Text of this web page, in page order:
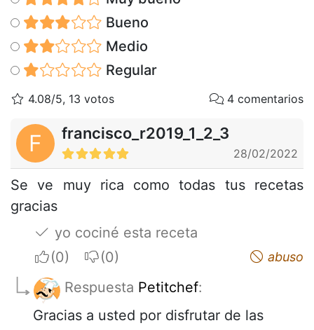
Bueno
Medio
Regular
4.08/5, 13 votos 4 comentarios
F francisco_r2019_1_2_3
28/02/2022
Se ve muy rica como todas tus recetas
gracias
yo cociné esta receta
I apreciateI do not appreciate abuso
Respuesta Petitchef:
Gracias a usted por disfrutar de las